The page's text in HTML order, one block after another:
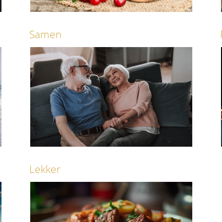
Vakantie, party's en andere
vrijetijdsbestedingen.
Samen
Lekker